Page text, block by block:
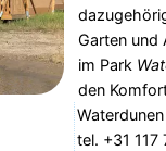
Garten und
im Park
den
tel. +31 117